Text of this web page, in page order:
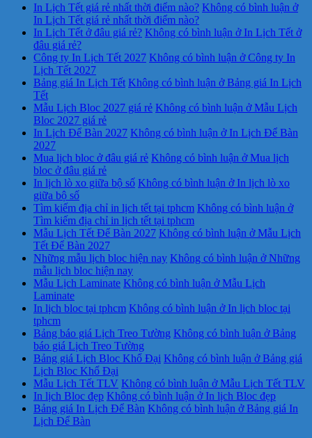
In Lịch Tết giá rẻ nhất thời điểm nào? Không có bình luận ở
In Lịch Tết giá rẻ nhất thời điểm nào?
In Lịch Tết ở đâu giá rẻ? Không có bình luận ở In Lịch Tết ở
đâu giá rẻ?
Công ty In Lịch Tết 2027 Không có bình luận ở Công ty In
Lịch Tết 2027
Bảng giá In Lịch Tết Không có bình luận ở Bảng giá In Lịch
Tết
Mẫu Lịch Bloc 2027 giá rẻ Không có bình luận ở Mẫu Lịch
Bloc 2027 giá rẻ
In Lịch Để Bàn 2027 Không có bình luận ở In Lịch Để Bàn
2027
Mua lịch bloc ở đâu giá rẻ Không có bình luận ở Mua lịch
bloc ở đâu giá rẻ
In lịch lò xo giữa bộ số Không có bình luận ở In lịch lò xo
giữa bộ số
Tìm kiếm địa chỉ in lịch tết tại tphcm Không có bình luận ở
Tìm kiếm địa chỉ in lịch tết tại tphcm
Mẫu Lịch Tết Để Bàn 2027 Không có bình luận ở Mẫu Lịch
Tết Để Bàn 2027
Những mẫu lịch bloc hiện nay Không có bình luận ở Những
mẫu lịch bloc hiện nay
Mẫu Lịch Laminate Không có bình luận ở Mẫu Lịch
Laminate
In lịch bloc tại tphcm Không có bình luận ở In lịch bloc tại
tphcm
Bảng báo giá Lịch Treo Tường Không có bình luận ở Bảng
báo giá Lịch Treo Tường
Bảng giá Lịch Bloc Khổ Đại Không có bình luận ở Bảng giá
Lịch Bloc Khổ Đại
Mẫu Lịch Tết TLV Không có bình luận ở Mẫu Lịch Tết TLV
In lịch Bloc đẹp Không có bình luận ở In lịch Bloc đẹp
Bảng giá In Lịch Để Bàn Không có bình luận ở Bảng giá In
Lịch Để Bàn